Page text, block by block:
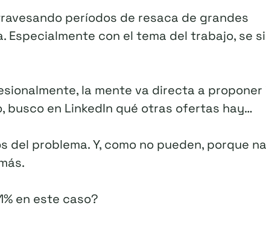
períodos de resaca de grandes
Especialmente con el tema del trabajo, se
la mente va directa a proponer
busco en LinkedIn qué otras ofertas hay…
problema. Y, como no pueden, porque
en este caso?